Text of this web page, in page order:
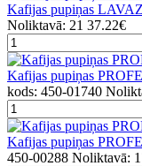
Kafijas pupiņas
Noliktavā: 21 37.22€
Kafijas pupiņas
kods: 450-01740
Kafijas pupiņas
450-00288 Noliktavā: